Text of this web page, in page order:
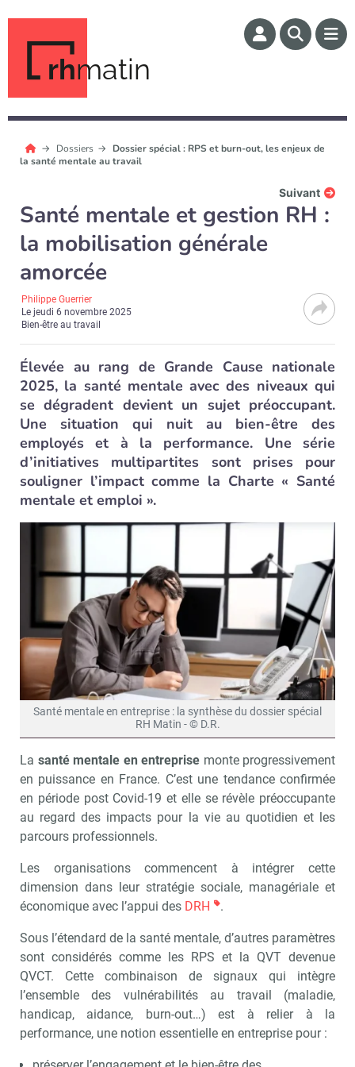
rhmatin
Dossiers
Dossier spécial : RPS et burn-out, les enjeux de
la santé mentale au travail
Suivant
Santé mentale et gestion RH :
la mobilisation générale
amorcée
Philippe Guerrier
Lejeudi 6 novembre 2025
Bien-être au travail
Élevée au rang de Grande Cause nationale
2025, la santé mentale avec des niveaux qui
se dégradent devient un sujet préoccupant.
Une situation qui nuit au bien-être des
employés et à la performance. Une série
d’initiatives multipartites sont prises pour
souligner l’impact comme la Charte « Santé
mentale et emploi ».
Santé mentale en entreprise : la synthèse du dossier spécial
RH Matin - © D.R.
La santé mentale en entreprise monte progressivement
en puissance en France. C’est une tendance confirmée
en période post Covid-19 et elle se révèle préoccupante
au regard des impacts pour la vie au quotidien et les
parcours professionnels.
Les organisations commencent à intégrer cette
dimension dans leur stratégie sociale, managériale et
économique avec l’appui des DRH .
Sous l’étendard de la santé mentale, d’autres paramètres
sont considérés comme les RPS et la QVT devenue
QVCT. Cette combinaison de signaux qui intègre
l’ensemble des vulnérabilités au travail (maladie,
handicap, aidance, burn-out…) est à relier à la
performance, une notion essentielle en entreprise pour :